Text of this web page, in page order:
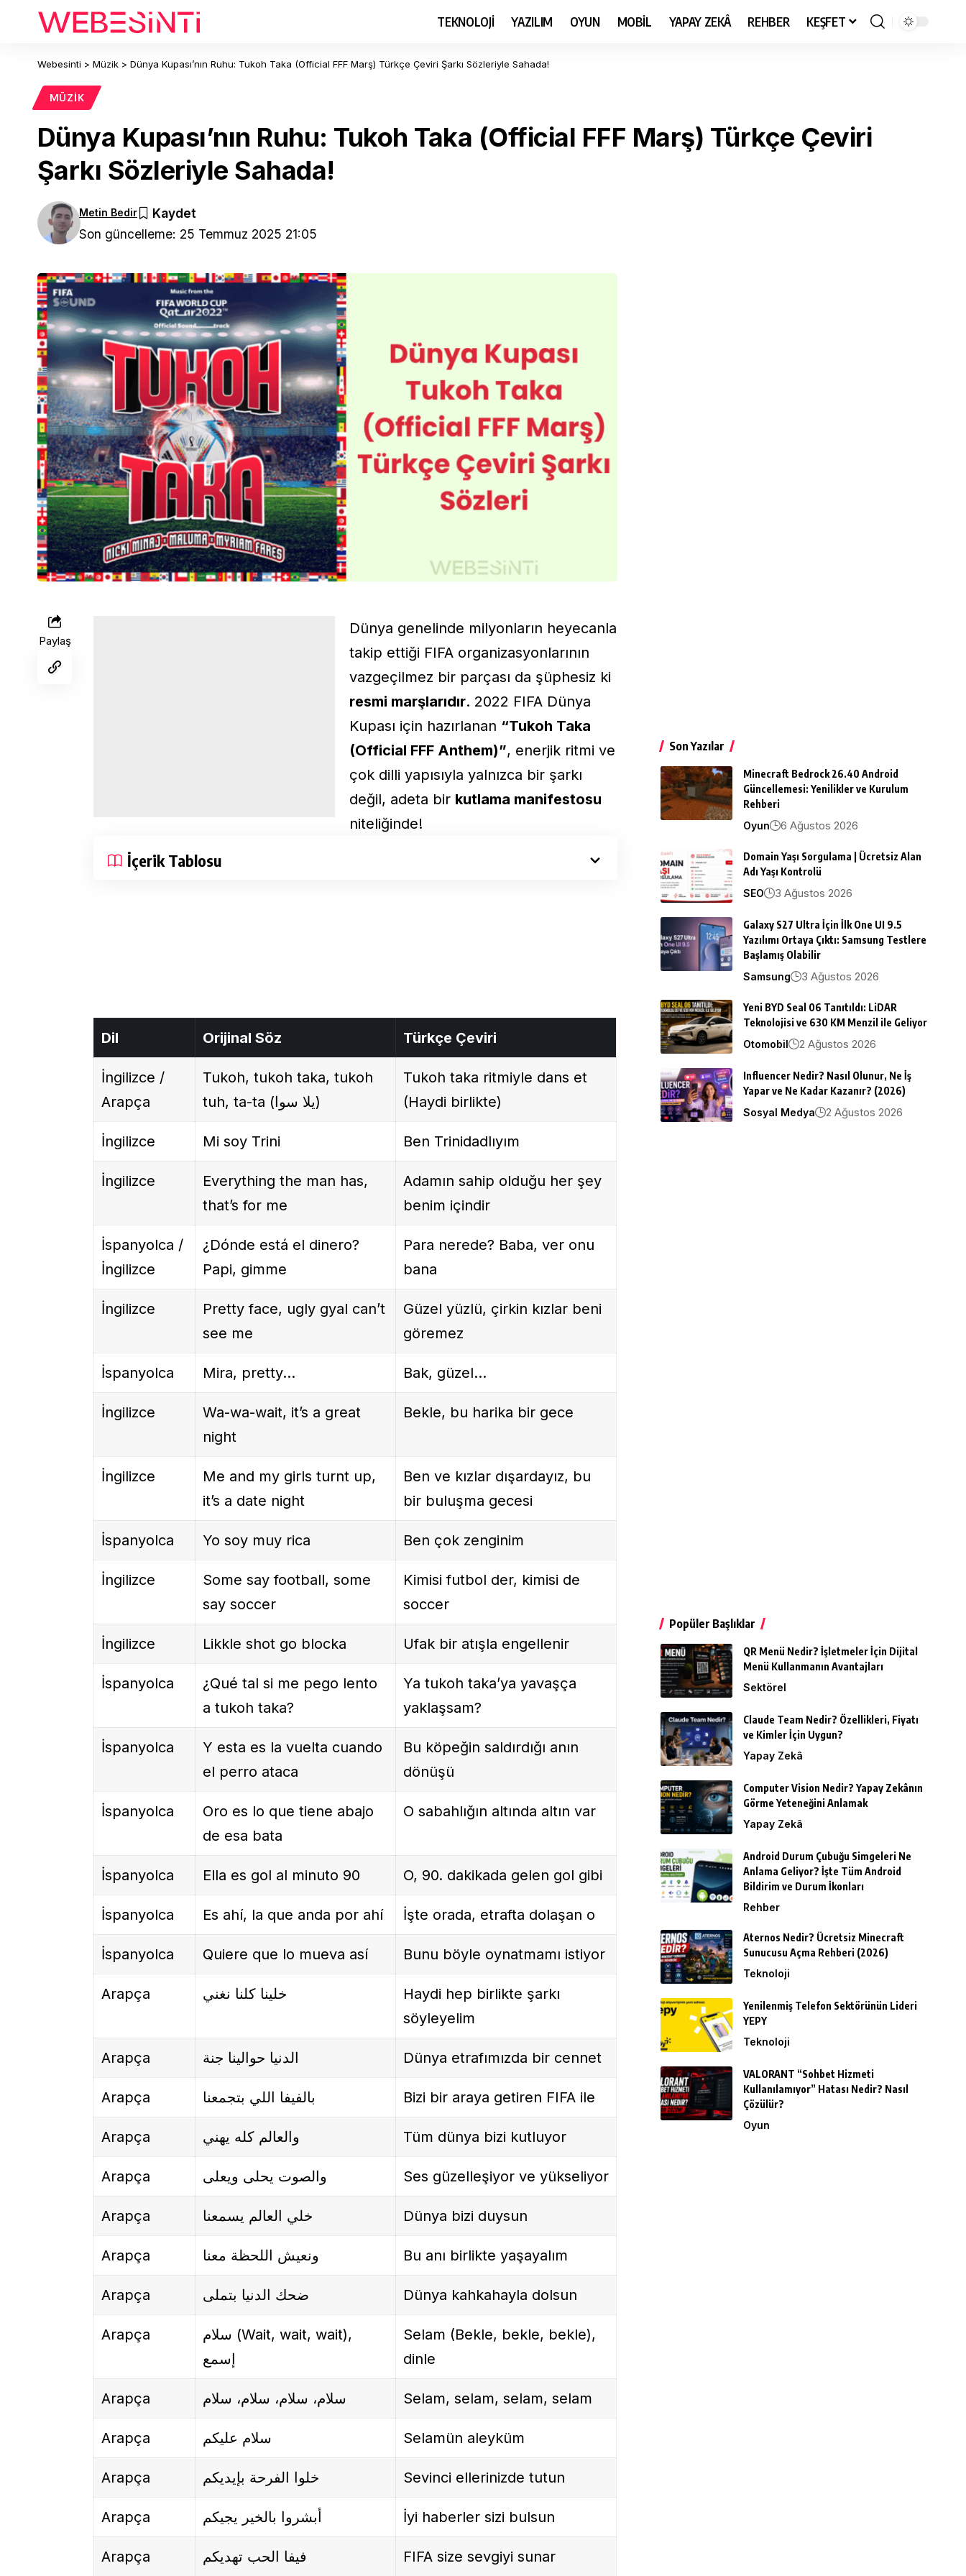
TEKNOLOJİ YAZILIM OYUN MOBİL YAPAY ZEKÂ REHBER KEŞFET
Webesinti > Müzik > Dünya Kupası’nın Ruhu: Tukoh Taka (Official FFF Marş) Türkçe Çeviri Şarkı Sözleriyle Sahada!
MÜZIK
Dünya Kupası’nın Ruhu: Tukoh Taka (Official FFF Marş) Türkçe Çeviri
Şarkı Sözleriyle Sahada!
Son güncelleme: 25 Temmuz 2025 21:05
Metin Bedir
Paylaş
Dünya genelinde milyonların heyecanla
takip ettiği FIFA organizasyonlarının
vazgeçilmez bir parçası da şüphesiz ki
resmi marşlarıdır. 2022 FIFA Dünya
Kupası için hazırlanan “Tukoh Taka
(Official FFF Anthem)”, enerjik ritmi ve
çok dilli yapısıyla yalnızca bir şarkı
değil, adeta bir kutlama manifestosu
niteliğinde!
İçerik Tablosu
Dil Orijinal Söz Türkçe Çeviri
İngilizce /
Arapça
Tukoh, tukoh taka, tukoh
tuh, ta-ta (يلا سوا)
Tukoh taka ritmiyle dans et
(Haydi birlikte)
İngilizce Mi soy Trini Ben Trinidadlıyım
İngilizce
Everything the man has,
that’s for me
Adamın sahip olduğu her şey
benim içindir
İspanyolca /
İngilizce
¿Dónde está el dinero?
Papi, gimme
Para nerede? Baba, ver onu
bana
İngilizce
Pretty face, ugly gyal can’t
see me
Güzel yüzlü, çirkin kızlar beni
göremez
İspanyolca Mira, pretty… Bak, güzel…
İngilizce
Wa-wa-wait, it’s a great
night
Bekle, bu harika bir gece
İngilizce
Me and my girls turnt up,
it’s a date night
Ben ve kızlar dışardayız, bu
bir buluşma gecesi
İspanyolca Yo soy muy rica Ben çok zenginim
İngilizce
Some say football, some
say soccer
Kimisi futbol der, kimisi de
soccer
İngilizce Likkle shot go blocka Ufak bir atışla engellenir
İspanyolca
¿Qué tal si me pego lento
a tukoh taka?
Ya tukoh taka’ya yavaşça
yaklaşsam?
İspanyolca
Y esta es la vuelta cuando
el perro ataca
Bu köpeğin saldırdığı anın
dönüşü
İspanyolca
Oro es lo que tiene abajo
de esa bata
O sabahlığın altında altın var
İspanyolca Ella es gol al minuto 90 O, 90. dakikada gelen gol gibi
İspanyolca Es ahí, la que anda por ahí İşte orada, etrafta dolaşan o
İspanyolca Quiere que lo mueva así Bunu böyle oynatmamı istiyor
Arapça خلينا كلنا نغني
Haydi hep birlikte şarkı
söyleyelim
Arapça الدنيا حوالينا جنة Dünya etrafımızda bir cennet
Arapça بالفيفا اللي بتجمعنا Bizi bir araya getiren FIFA ile
Arapça والعالم كله يهني Tüm dünya bizi kutluyor
Arapça والصوت يحلى ويعلى Ses güzelleşiyor ve yükseliyor
Arapça خلي العالم يسمعنا Dünya bizi duysun
Arapça ونعيش اللحظة معنا Bu anı birlikte yaşayalım
Arapça ضحك الدنيا بتملى Dünya kahkahayla dolsun
Arapça
سلام (Wait, wait, wait),
إسمع
Selam (Bekle, bekle, bekle),
dinle
Arapça سلام، سلام، سلام، سلام Selam, selam, selam, selam
Arapça سلام عليكم Selamün aleyküm
Arapça خلوا الفرحة بإيديكم Sevinci ellerinizde tutun
Arapça أبشروا بالخير يجيكم İyi haberler sizi bulsun
Arapça فيفا الحب تهديكم FIFA size sevgiyi sunar
Son Yazılar
Minecraft Bedrock 26.40 Android
Güncellemesi: Yenilikler ve Kurulum
Rehberi
Oyun
6 Ağustos 2026
Domain Yaşı Sorgulama | Ücretsiz Alan
Adı Yaşı Kontrolü
SEO
3 Ağustos 2026
Galaxy S27 Ultra İçin İlk One UI 9.5
Yazılımı Ortaya Çıktı: Samsung Testlere
Başlamış Olabilir
Samsung
3 Ağustos 2026
Yeni BYD Seal 06 Tanıtıldı: LiDAR
Teknolojisi ve 630 KM Menzil ile Geliyor
Otomobil
2 Ağustos 2026
Influencer Nedir? Nasıl Olunur, Ne İş
Yapar ve Ne Kadar Kazanır? (2026)
Sosyal Medya
2 Ağustos 2026
Popüler Başlıklar
QR Menü Nedir? İşletmeler İçin Dijital
Menü Kullanmanın Avantajları
Sektörel
Claude Team Nedir? Özellikleri, Fiyatı
ve Kimler İçin Uygun?
Yapay Zekâ
Computer Vision Nedir? Yapay Zekânın
Görme Yeteneğini Anlamak
Yapay Zekâ
Android Durum Çubuğu Simgeleri Ne
Anlama Geliyor? İşte Tüm Android
Bildirim ve Durum İkonları
Rehber
Aternos Nedir? Ücretsiz Minecraft
Sunucusu Açma Rehberi (2026)
Teknoloji
Yenilenmiş Telefon Sektörünün Lideri
YEPY
Teknoloji
VALORANT “Sohbet Hizmeti
Kullanılamıyor” Hatası Nedir? Nasıl
Çözülür?
Oyun